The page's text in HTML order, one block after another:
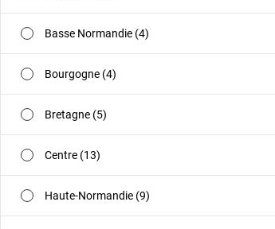
Basse Normandie (4)
Bourgogne (4)
Bretagne (5)
Centre (13)
Haute-Normandie (9)